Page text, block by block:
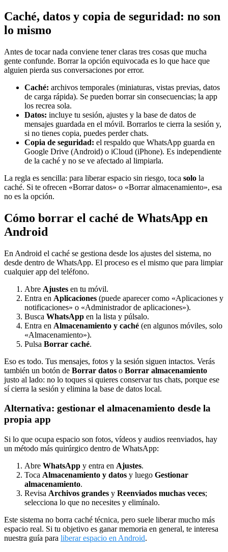
Caché, datos y copia de seguridad: no son
lo mismo
Antes de tocar nada conviene tener claras tres cosas que mucha
gente confunde. Borrar la opción equivocada es lo que hace que
alguien pierda sus conversaciones por error.
Caché: archivos temporales (miniaturas, vistas previas, datos
de carga rápida). Se pueden borrar sin consecuencias; la app
los recrea sola.
Datos: incluye tu sesión, ajustes y la base de datos de
mensajes guardada en el móvil. Borrarlos te cierra la sesión y,
si no tienes copia, puedes perder chats.
Copia de seguridad: el respaldo que WhatsApp guarda en
Google Drive (Android) o iCloud (iPhone). Es independiente
de la caché y no se ve afectado al limpiarla.
La regla es sencilla: para liberar espacio sin riesgo, toca solo la
caché. Si te ofrecen «Borrar datos» o «Borrar almacenamiento», esa
no es la opción.
Cómo borrar el caché de WhatsApp en
Android
En Android el caché se gestiona desde los ajustes del sistema, no
desde dentro de WhatsApp. El proceso es el mismo que para limpiar
cualquier app del teléfono.
Abre Ajustes en tu móvil.
Entra en Aplicaciones (puede aparecer como «Aplicaciones y
notificaciones» o «Administrador de aplicaciones»).
Busca WhatsApp en la lista y púlsalo.
Entra en Almacenamiento y caché (en algunos móviles, solo
«Almacenamiento»).
Pulsa Borrar caché.
Eso es todo. Tus mensajes, fotos y la sesión siguen intactos. Verás
también un botón de Borrar datos o Borrar almacenamiento
justo al lado: no lo toques si quieres conservar tus chats, porque ese
sí cierra la sesión y elimina la base de datos local.
Alternativa: gestionar el almacenamiento desde la
propia app
Si lo que ocupa espacio son fotos, vídeos y audios reenviados, hay
un método más quirúrgico dentro de WhatsApp:
Abre WhatsApp y entra en Ajustes.
Toca Almacenamiento y datos y luego Gestionar
almacenamiento.
Revisa Archivos grandes y Reenviados muchas veces;
selecciona lo que no necesites y elimínalo.
Este sistema no borra caché técnica, pero suele liberar mucho más
espacio real. Si tu objetivo es ganar memoria en general, te interesa
nuestra guía para liberar espacio en Android.